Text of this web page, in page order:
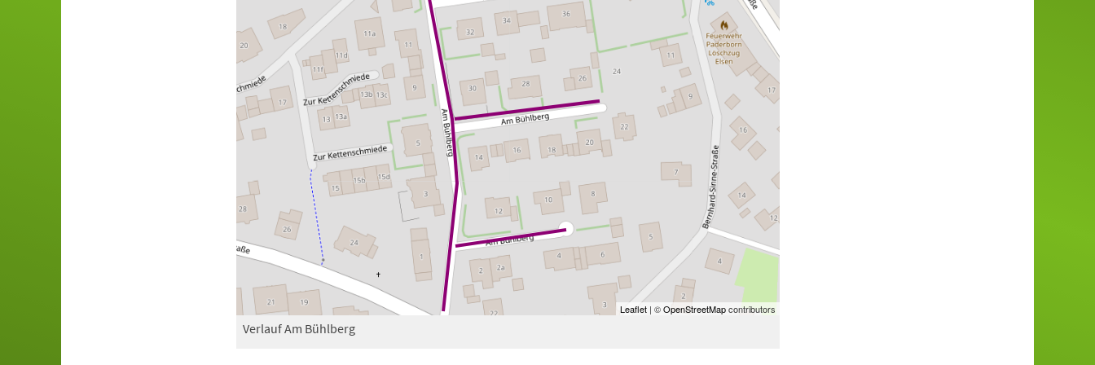
Leaflet| ©OpenStreetMapcontributors
Verlauf Am Bühlberg